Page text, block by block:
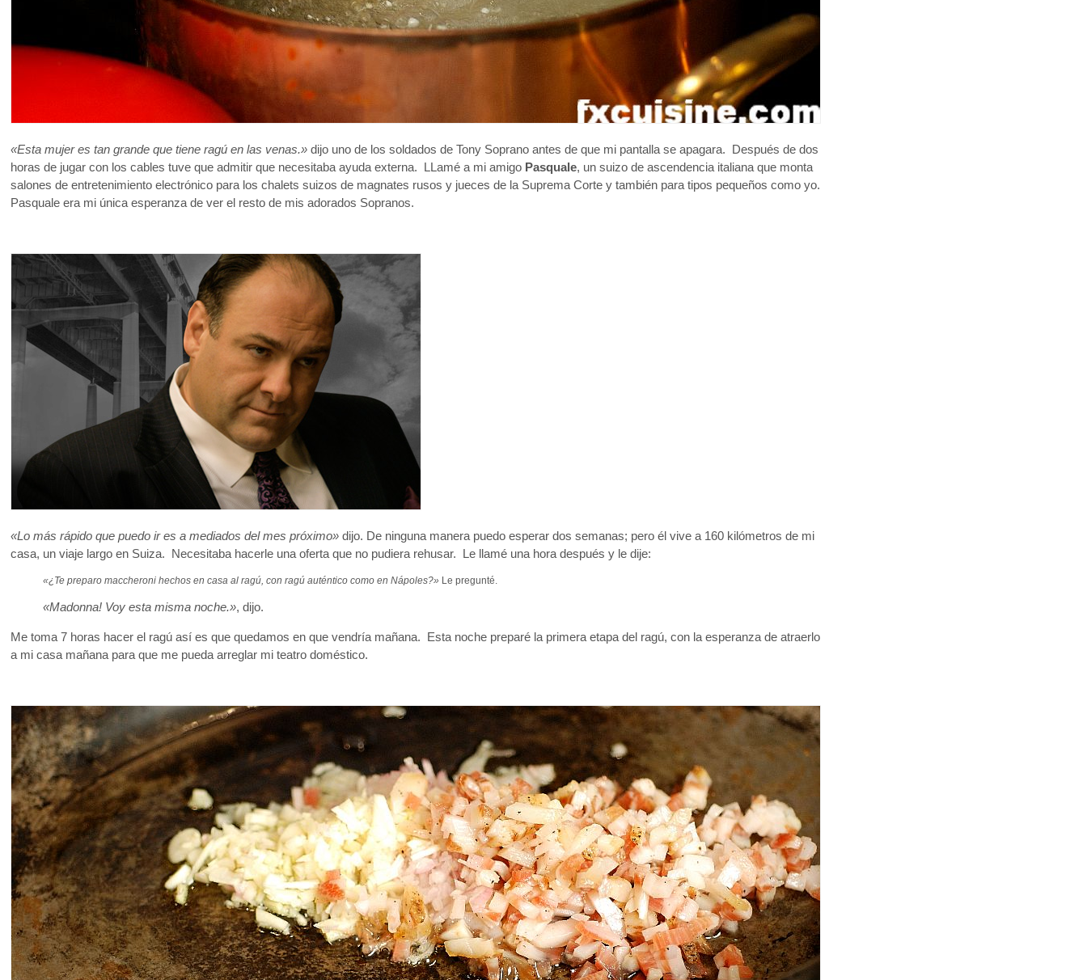
«Esta mujer es tan grande que tiene ragú en las venas.» dijo uno de los soldados de Tony Soprano antes de que mi pantalla se apagara. Después de dos
horas de jugar con los cables tuve que admitir que necesitaba ayuda externa. LLamé a mi amigo Pasquale, un suizo de ascendencia italiana que monta
salones de entretenimiento electrónico para los chalets suizos de magnates rusos y jueces de la Suprema Corte y también para tipos pequeños como yo.
Pasquale era mi única esperanza de ver el resto de mis adorados Sopranos.
«Lo más rápido que puedo ir es a mediados del mes próximo» dijo. De ninguna manera puedo esperar dos semanas; pero él vive a 160 kilómetros de mi
casa, un viaje largo en Suiza. Necesitaba hacerle una oferta que no pudiera rehusar. Le llamé una hora después y le dije:
«¿Te preparo maccheroni hechos en casa al ragú, con ragú auténtico como en Nápoles?» Le pregunté.
«Madonna! Voy esta misma noche.», dijo.
Me toma 7 horas hacer el ragú así es que quedamos en que vendría mañana. Esta noche preparé la primera etapa del ragú, con la esperanza de atraerlo
a mi casa mañana para que me pueda arreglar mi teatro doméstico.